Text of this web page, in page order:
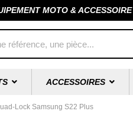
MOTO &
ACCESSOIRES
Lock Samsung S22 Plus